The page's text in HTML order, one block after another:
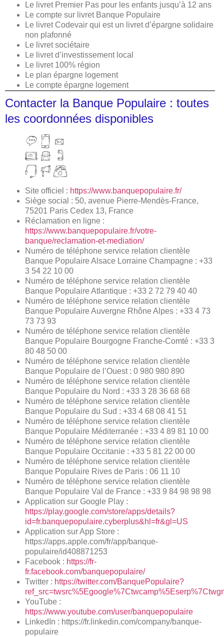
Le livret Premier Pas pour les enfants jusqu’à 12 ans
Le compte sur livret Banque Populaire
Le livret Codevair qui est un livret d’épargne solidaire
non plafonné
Le livret sociétaire
Le livret d’investissement local
Le livret 100% région
Le plan épargne logement
Le compte épargne logement
Contacter la Banque Populaire : toutes
les coordonnées disponibles
Site officiel : https://www.banquepopulaire.fr/
Siège social : 50, avenue Pierre-Mendès-France,
75201 Paris Cedex 13, France
Réclamation en ligne :
https://www.banquepopulaire.fr/votre-
banque/reclamation-et-mediation/
Numéro de téléphone service relation clientèle
Banque Populaire Alsace Lorraine Champagne : +33
3 54 22 10 00
Numéro de téléphone service relation clientèle
Banque Populaire Atlantique : +33 2 72 79 40 40
Numéro de téléphone service relation clientèle
Banque Populaire Auvergne Rhône Alpes : +33 4 73
73 73 93
Numéro de téléphone service relation clientèle
Banque Populaire Bourgogne Franche-Comté : +33 3
80 48 50 00
Numéro de téléphone service relation clientèle
Banque Populaire de l’Ouest : 0 980 980 890
Numéro de téléphone service relation clientèle
Banque Populaire du Nord : +33 3 28 36 68 68
Numéro de téléphone service relation clientèle
Banque Populaire du Sud : +33 4 68 08 41 51
Numéro de téléphone service relation clientèle
Banque Populaire Méditerranée : +33 4 89 81 10 00
Numéro de téléphone service relation clientèle
Banque Populaire Occitanie : +33 5 81 22 00 00
Numéro de téléphone service relation clientèle
Banque Populaire Rives de Paris : 06 11 10
Numéro de téléphone service relation clientèle
Banque Populaire Val de France : +33 9 84 98 98 98
Application sur Google Play :
https://play.google.com/store/apps/details?
id=fr.banquepopulaire.cyberplus&hl=fr&gl=US
Application sur App Store :
https://apps.apple.com/fr/app/banque-
populaire/id408871253
Facebook : https://fr-
fr.facebook.com/banquepopulaire/
Twitter : https://twitter.com/BanquePopulaire?
YouTube :
https://www.youtube.com/user/banquepopulaire
LinkedIn : https://fr.linkedin.com/company/banque-
populaire